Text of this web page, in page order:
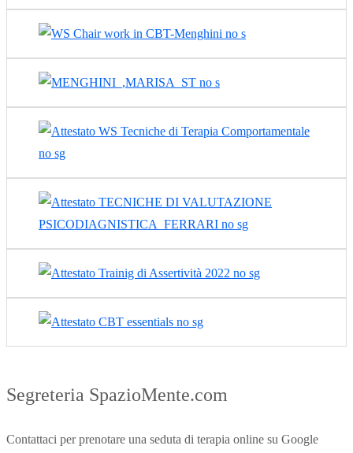
Segreteria SpazioMente.com
Contattaci per prenotare una seduta di terapia online su Google